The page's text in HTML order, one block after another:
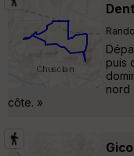
puis
nord
côte. »